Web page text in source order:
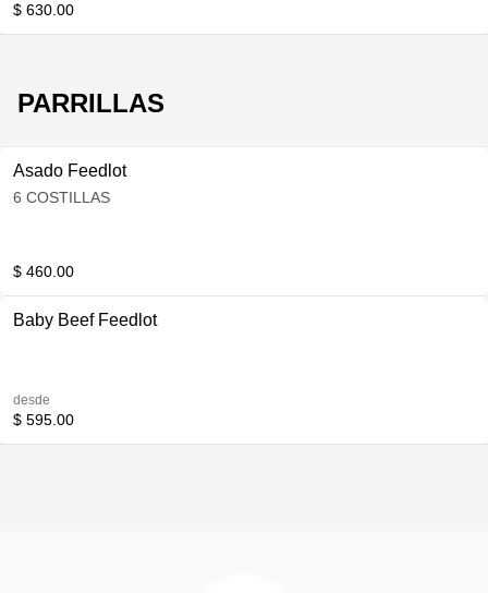
$ 630.00
PARRILLAS
Asado Feedlot
6 COSTILLAS
$ 460.00
Baby Beef Feedlot
desde
$ 595.00